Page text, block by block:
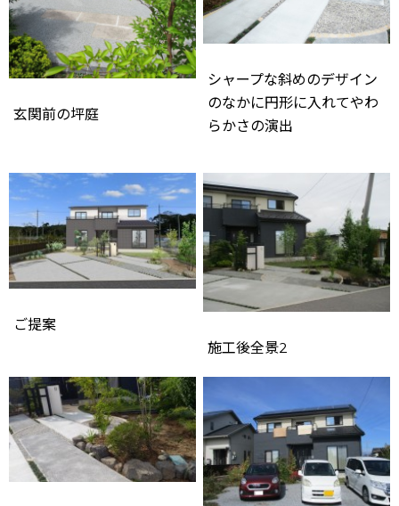
玄関前の坪庭
シャープな斜めのデザイン
のなかに円形に入れてやわ
らかさの演出
ご提案
施工後全景2